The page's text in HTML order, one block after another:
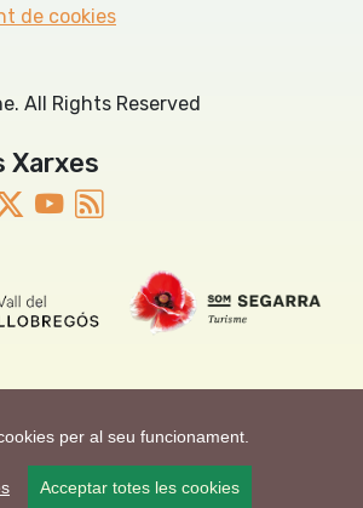
per al seu funcionament.
Acceptar totes les cookies
de cookies
All Rights Reserved
Xarxes